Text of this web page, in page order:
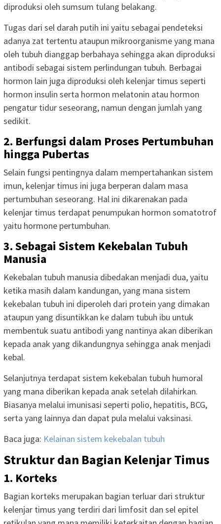
diproduksi oleh sumsum tulang belakang.
Tugas dari sel darah putih ini yaitu sebagai pendeteksi
adanya zat tertentu ataupun mikroorganisme yang mana
oleh tubuh dianggap berbahaya sehingga akan diproduksi
antibodi sebagai sistem perlindungan tubuh. Berbagai
hormon lain juga diproduksi oleh kelenjar timus seperti
hormon insulin serta hormon melatonin atau hormon
pengatur tidur seseorang, namun dengan jumlah yang
sedikit.
2. Berfungsi dalam Proses Pertumbuhan
hingga Pubertas
Selain fungsi pentingnya dalam mempertahankan sistem
imun, kelenjar timus ini juga berperan dalam masa
pertumbuhan seseorang. Hal ini dikarenakan pada
kelenjar timus terdapat penumpukan hormon somatotrof
yaitu hormone pertumbuhan.
3. Sebagai Sistem Kekebalan Tubuh
Manusia
Kekebalan tubuh manusia dibedakan menjadi dua, yaitu
ketika masih dalam kandungan, yang mana sistem
kekebalan tubuh ini diperoleh dari protein yang dimakan
ataupun yang disuntikkan ke dalam tubuh ibu untuk
membentuk suatu antibodi yang nantinya akan diberikan
kepada anak yang dikandungnya sehingga anak menjadi
kebal.
Selanjutnya terdapat sistem kekebalan tubuh humoral
yang mana diberikan kepada anak setelah dilahirkan.
Biasanya melalui imunisasi seperti polio, hepatitis, BCG,
serta yang lainnya dan dapat pula melalui vaksinasi.
Baca juga: Kelainan sistem kekebalan tubuh
Struktur dan Bagian Kelenjar Timus
1. Korteks
Bagian korteks merupakan bagian terluar dari struktur
kelenjar timus yang terdiri dari limfosit dan sel epitel